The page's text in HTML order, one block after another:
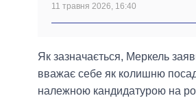
11 травня 2026, 16:40
Як зазначається, Меркель
вважає себе як колишню
належною кандидатурою на